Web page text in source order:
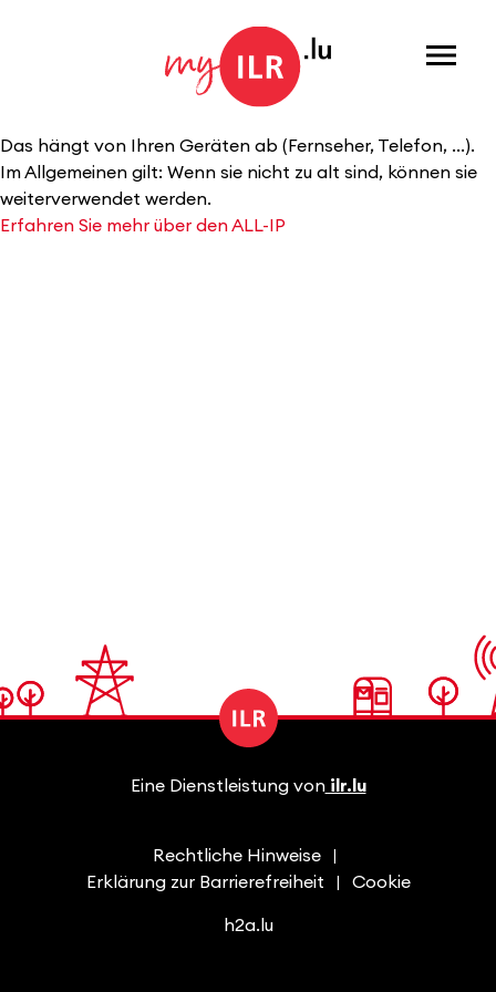
Menu
Das hängt von Ihren Geräten ab (Fernseher, Telefon, …).
Im Allgemeinen gilt: Wenn sie nicht zu alt sind, können sie
weiterverwendet werden.
Erfahren Sie mehr über den ALL-IP
Rechtliche Hinweise
Erklärung zur Barrierefreiheit
Cookie
Eine Dienstleistung vonilr.lu
h2a.lu